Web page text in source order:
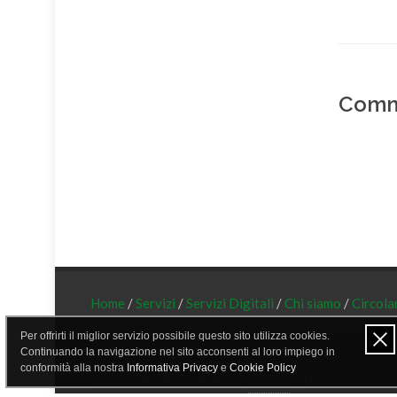
Home /Servizi /Servizi Digitali / Chi siamo /
Per offrirti il miglior servizio possibile questo sito utilizza cookies.
Continuando la navigazione nel sito acconsenti al loro impiego in
conformità alla nostra Informativa Privacy e Cookie Policy